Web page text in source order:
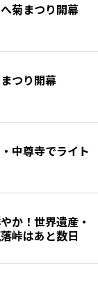
菊まつり開幕
つり開幕
中尊寺でライト
か！世界遺産・
峠はあと数日